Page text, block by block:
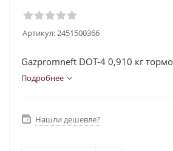
Артикул:2451500366
Gazpromneft DOT-4 0,910 кг
Подробнее
Нашли дешевле?